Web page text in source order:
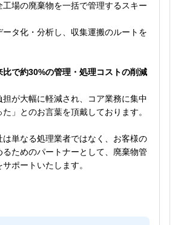
工場の廃棄物を一括で管理するスキー
タ化・分析し、収集運搬のルートを
比で約30%の管理・処理コストの削減
担が大幅に軽減され、コア業務に集中
」とのお言葉を頂戴しております。
は単なる処理業者ではなく、お客様の
ためのパートナーとして、廃棄物管
ポートいたします。